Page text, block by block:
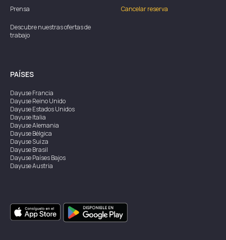
Prensa
Descubre nuestras ofertas de
trabajo
Cancelar reserva
PAÍSES
DayuseFrancia
DayuseReino Unido
DayuseEstados Unidos
DayuseItalia
DayuseAlemania
DayuseBélgica
DayuseSuiza
DayuseBrasil
DayusePaíses Bajos
DayuseAustria
DayuseSingapur
DayuseSuecia
DayuseTailandia